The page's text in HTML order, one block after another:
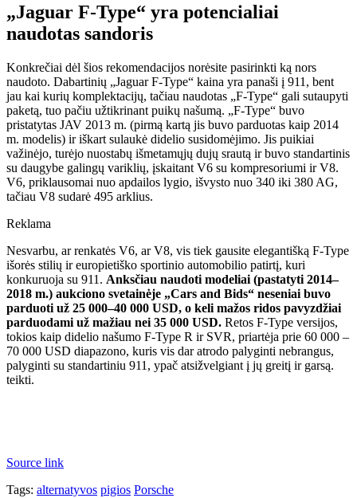
„Jaguar F-Type“ yra potencialiai
naudotas sandoris
Konkrečiai dėl šios rekomendacijos norėsite pasirinkti ką nors
naudoto. Dabartinių „Jaguar F-Type“ kaina yra panaši į 911, bent
jau kai kurių komplektacijų, tačiau naudotas „F-Type“ gali sutaupyti
paketą, tuo pačiu užtikrinant puikų našumą. „F-Type“ buvo
pristatytas JAV 2013 m. (pirmą kartą jis buvo parduotas kaip 2014
m. modelis) ir iškart sulaukė didelio susidomėjimo. Jis puikiai
važinėjo, turėjo nuostabų išmetamųjų dujų srautą ir buvo standartinis
su daugybe galingų variklių, įskaitant V6 su kompresoriumi ir V8.
V6, priklausomai nuo apdailos lygio, išvysto nuo 340 iki 380 AG,
tačiau V8 sudarė 495 arklius.
Reklama
Nesvarbu, ar renkatės V6, ar V8, vis tiek gausite elegantišką F-Type
išorės stilių ir europietiško sportinio automobilio patirtį, kuri
konkuruoja su 911. Anksčiau naudoti modeliai (pastatyti 2014–
2018 m.) aukciono svetainėje „Cars and Bids“ neseniai buvo
parduoti už 25 000–40 000 USD, o keli mažos ridos pavyzdžiai
parduodami už mažiau nei 35 000 USD. Retos F-Type versijos,
tokios kaip didelio našumo F-Type R ir SVR, priartėja prie 60 000 –
70 000 USD diapazono, kuris vis dar atrodo palyginti nebrangus,
palyginti su standartiniu 911, ypač atsižvelgiant į jų greitį ir garsą.
teikti.
Source link
Tags: alternatyvos pigios Porsche